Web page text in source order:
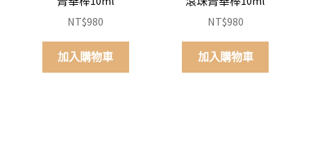
NT$980
加入購物車
NT$980
加入購物車